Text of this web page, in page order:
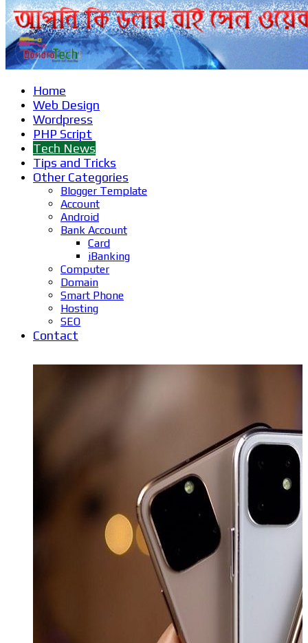
Home
Web Design
Wordpress
PHP Script
Tech News
Tips and Tricks
Other Categories
Blogger Template
Account
Android
Bank Account
Card
iBanking
Computer
Domain
Smart Phone
Hosting
SEO
Contact